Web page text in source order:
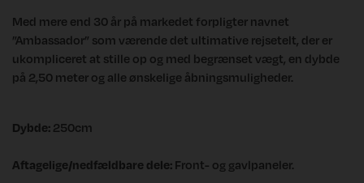
Med mere end 30 år på markedet forpligter navnet
”Ambassador” som værende det ultimative rejsetelt, der er
ukompliceret at stille op og med begrænset vægt, en dybde
på 2,50 meter og alle ønskelige åbningsmuligheder.
Dybde: 250cm
Aftagelige/nedfældbare dele: Front- og gavlpaneler.